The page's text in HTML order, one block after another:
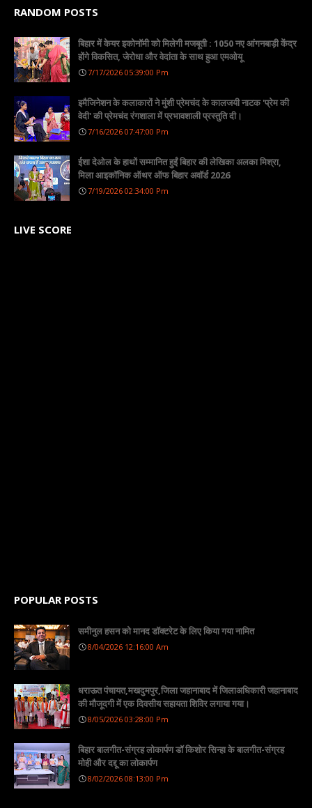
RANDOM POSTS
बिहार में केयर इकोनॉमी को मिलेगी मजबूती : 1050 नए आंगनबाड़ी केंद्र
होंगे विकसित, जेरोधा और वेदांता के साथ हुआ एमओयू
7/17/2026 05:39:00 Pm
इमैजिनेशन के कलाकारों ने मुंशी प्रेमचंद के कालजयी नाटक 'प्रेम की
वेदी' की प्रेमचंद रंगशाला में प्रभावशाली प्रस्तुति दी।
7/16/2026 07:47:00 Pm
ईशा देओल के हाथों सम्मानित हुईं बिहार की लेखिका अलका मिश्रा,
मिला आइकॉनिक ऑथर ऑफ बिहार अवॉर्ड 2026
7/19/2026 02:34:00 Pm
LIVE SCORE
POPULAR POSTS
समीनुल हसन को मानद डॉक्टरेट के लिए किया गया नामित
8/04/2026 12:16:00 Am
धराऊत पंचायत,मखदुमपुर,जिला जहानाबाद में जिलाअधिकारी जहानाबाद
की मौजूदगी में एक दिवसीय सहायता शिविर लगाया गया।
8/05/2026 03:28:00 Pm
बिहार बालगीत-संग्रह लोकार्पण डॉ किशोर सिन्हा के बालगीत-संग्रह
मोही और दद्दू का लोकार्पण
8/02/2026 08:13:00 Pm